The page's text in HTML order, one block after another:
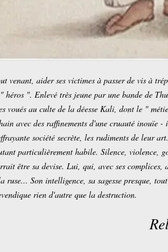
venant, aider ses victimes à passer de vis à
". Enlevé très jeune par une bande de
voués au culte de la déesse Kali, dont le "
avec des raffinements d'une cruauté inouïe -
société secrète, les rudiments de leur
particulièrement habile. Silence, violence,
être sa devise. Lui, qui, avec ses complices,
ruse... Son intelligence, sa sagesse presque,
rien d'autre que la destruction.